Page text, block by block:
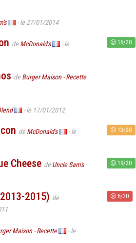
- le 27/01/2014
de McDonald's
- le
16/20
de Burger Maison - Recette
- le 17/01/2012
de McDonald's
- le
13/20
Cheese de Uncle Sam's
19/20
2015) de
6/20
Maison - Recette
- le